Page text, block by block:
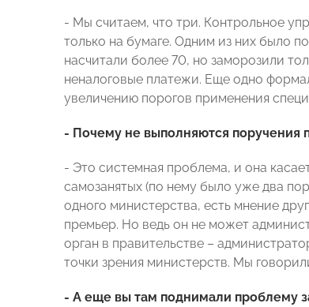
- Мы считаем, что три. Контрольное
только на бумаге. Одним из них было
насчитали более 70, но заморозили
неналоговые платежи. Еще одно
увеличению порогов применения
- Почему не выполняются поручения
- Это системная проблема, и она
самозанятых (по нему было уже два
одного министерства, есть мнение
премьер. Но ведь он не может
орган в правительстве –
точки зрения министерств. Мы
- А еще вы там поднимали проблему